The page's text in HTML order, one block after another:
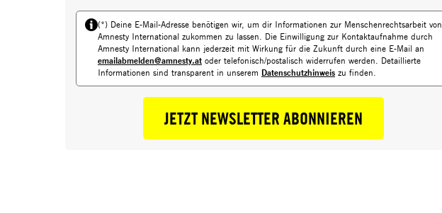
(*) Deine E-Mail-Adresse benötigen wir, um dir Informationen zur Menschenrechtsarbeit von
Amnesty International zukommen zu lassen. Die Einwilligung zur Kontaktaufnahme durch
Amnesty International kann jederzeit mit Wirkung für die Zukunft durch eine E-Mail an
emailabmelden@amnesty.at oder telefonisch/postalisch widerrufen werden. Detaillierte
Informationen sind transparent in unserem Datenschutzhinweis zu finden.
JETZT NEWSLETTER ABONNIEREN